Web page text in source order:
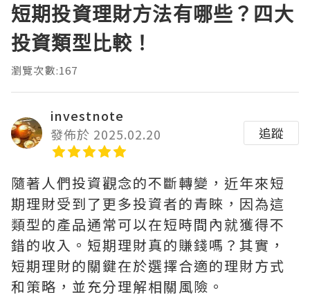
短期投資理財方法有哪些？四大
投資類型比較！
瀏覽次數:167
investnote
發佈於 2025.02.20
追蹤
隨著人們投資觀念的不斷轉變，近年來短
期理財受到了更多投資者的青睞，因為這
類型的產品通常可以在短時間內就獲得不
錯的收入。短期理財真的賺錢嗎？其實，
短期理財的關鍵在於選擇合適的理財方式
和策略，並充分理解相關風險。